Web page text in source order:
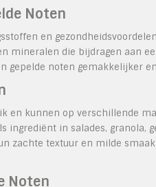
Noten
en
mineralen die bijdragen aan
gepelde noten gemakkelijker
en kunnen op verschillende
ingrediënt in salades, granola,
zachte textuur en milde
Noten